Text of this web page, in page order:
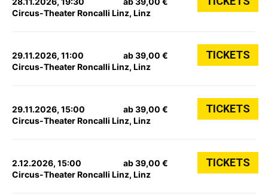
Circus-Theater Roncalli Linz, Linz
29.11.2026, 11:00
Circus-Theater Roncalli Linz, Linz
ab 39,00 € TICKETS
29.11.2026, 15:00
Circus-Theater Roncalli Linz, Linz
ab 39,00 € TICKETS
2.12.2026, 15:00
Circus-Theater Roncalli Linz, Linz
ab 39,00 € TICKETS